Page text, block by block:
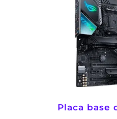
Placa base